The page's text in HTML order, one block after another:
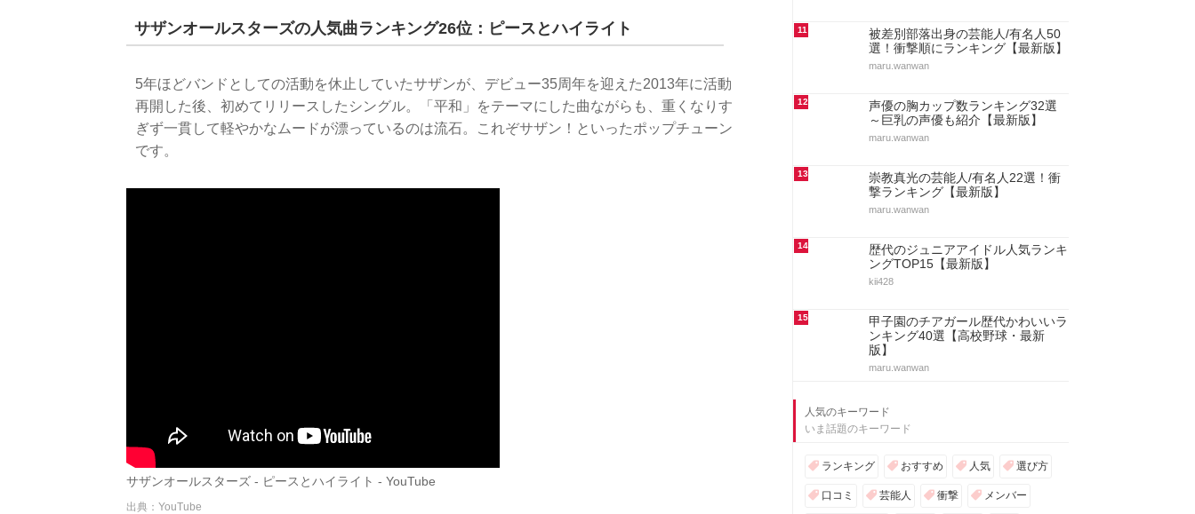
サザンオールスターズの人気曲ランキング26位：ピースとハイライト
5年ほどバンドとしての活動を休止していたサザンが、デビュー35周年を迎えた2013年に活動
再開した後、初めてリリースしたシングル。「平和」をテーマにした曲ながらも、重くなりす
ぎず一貫して軽やかなムードが漂っているのは流石。これぞサザン！といったポップチューン
です。
サザンオールスターズ - ピースとハイライト - YouTube
出典：YouTube
11
被差別部落出身の芸能人/有名人50
選！衝撃順にランキング【最新版】
maru.wanwan
12
声優の胸カップ数ランキング32選
～巨乳の声優も紹介【最新版】
maru.wanwan
13
崇教真光の芸能人/有名人22選！衝
撃ランキング【最新版】
maru.wanwan
14
歴代のジュニアアイドル人気ランキ
ングTOP15【最新版】
kii428
15
甲子園のチアガール歴代かわいいラ
ンキング40選【高校野球・最新
版】
maru.wanwan
人気のキーワード
いま話題のキーワード
ランキング おすすめ 人気 選び方
口コミ 芸能人 衝撃 メンバー